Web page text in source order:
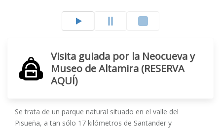
Visita guiada por la Neocueva y
Museo de Altamira (RESERVA
AQUÍ)
Se trata de un parque natural situado en el valle del
Pisueña, a tan sólo 17 kilómetros de Santander y